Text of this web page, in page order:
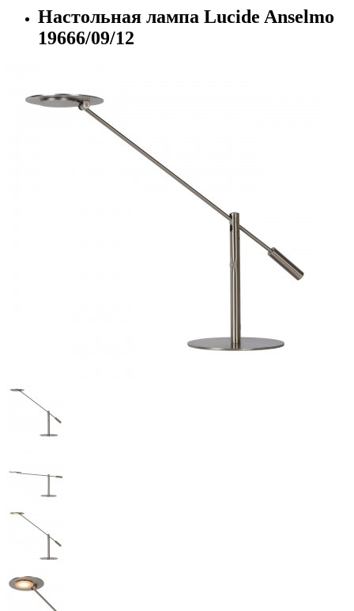
Настольная лампа Lucide Anselmo
19666/09/12